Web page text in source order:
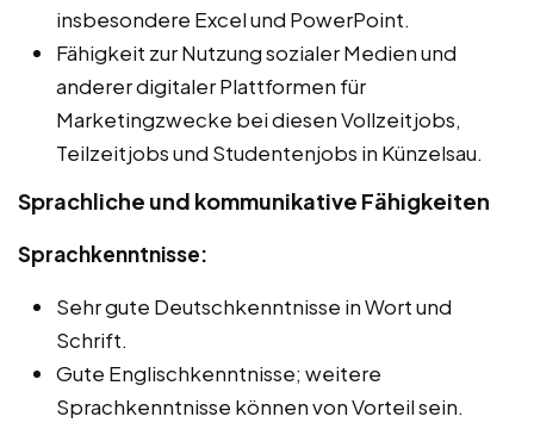
insbesondere Excel und PowerPoint.
Fähigkeit zur Nutzung sozialer Medien und
anderer digitaler Plattformen für
Marketingzwecke bei diesen Vollzeitjobs,
Teilzeitjobs und Studentenjobs in Künzelsau.
Sprachliche und kommunikative Fähigkeiten
Sprachkenntnisse:
Sehr gute Deutschkenntnisse in Wort und
Schrift.
Gute Englischkenntnisse; weitere
Sprachkenntnisse können von Vorteil sein.